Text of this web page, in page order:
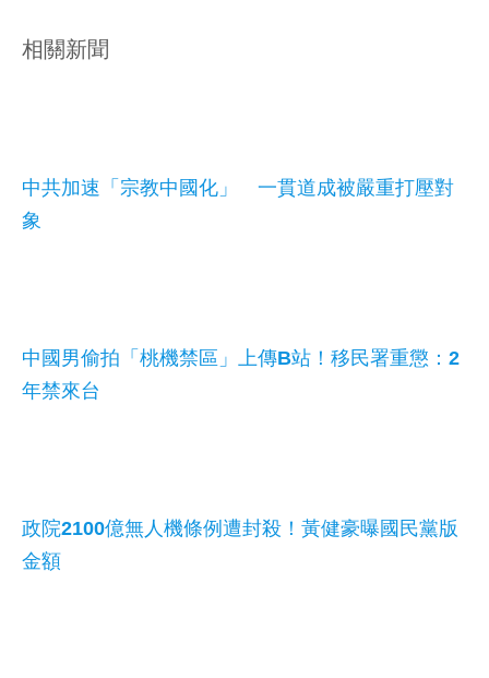
相關新聞
中共加速「宗教中國化」 一貫道成被嚴重打壓對
象
中國男偷拍「桃機禁區」上傳B站！移民署重懲：2
年禁來台
政院2100億無人機條例遭封殺！黃健豪曝國民黨版
金額